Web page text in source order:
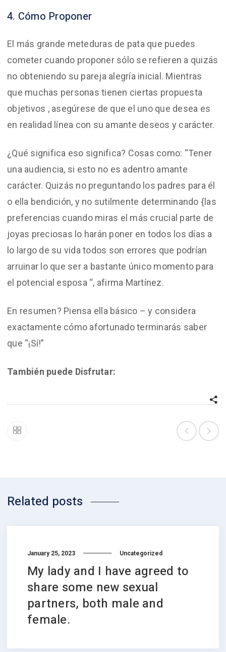
4. Cómo Proponer
El más grande meteduras de pata que puedes
cometer cuando proponer sólo se refieren a quizás
no obteniendo su pareja alegría inicial. Mientras
que muchas personas tienen ciertas propuesta
objetivos , asegúrese de que el uno que desea es
en realidad línea con su amante deseos y carácter.
¿Qué significa eso significa? Cosas como: “Tener
una audiencia, si esto no es adentro amante
carácter. Quizás no preguntando los padres para él
o ella bendición, y no sutilmente determinando {las
preferencias cuando miras el más crucial parte de
joyas preciosas lo harán poner en todos los días a
lo largo de su vida todos son errores que podrían
arruinar lo que ser a bastante único momento para
el potencial esposa “, afirma Martínez.
En resumen? Piensa ella básico – y considera
exactamente cómo afortunado terminarás saber
que “¡Sí!”
También puede Disfrutar:
Related posts
January 25, 2023 Uncategorized
My lady and I have agreed to
share some new sexual
partners, both male and
female.